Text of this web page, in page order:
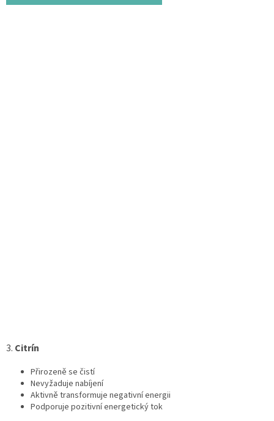
3. Citrín
Přirozeně se čistí
Nevyžaduje nabíjení
Aktivně transformuje negativní energii
Podporuje pozitivní energetický tok